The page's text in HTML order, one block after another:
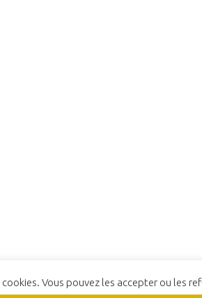
Vous pouvez les accepter ou les